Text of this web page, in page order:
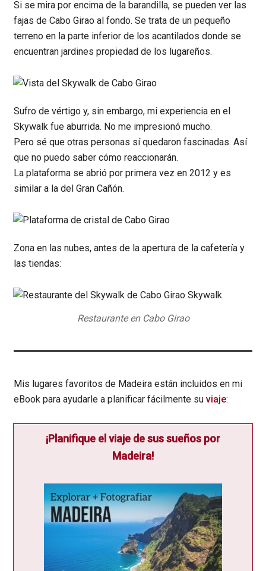
Si se mira por encima de la barandilla, se pueden ver las
fajas de Cabo Girao al fondo. Se trata de un pequeño
terreno en la parte inferior de los acantilados donde se
encuentran jardines propiedad de los lugareños.
Sufro de vértigo y, sin embargo, mi experiencia en el
Skywalk fue aburrida. No me impresionó mucho.
Pero sé que otras personas sí quedaron fascinadas. Así
que no puedo saber cómo reaccionarán.
La plataforma se abrió por primera vez en 2012 y es
similar a la del Gran Cañón.
Zona en las nubes, antes de la apertura de la cafetería y
las tiendas:
Restaurante en Cabo Girao
Mis lugares favoritos de Madeira están incluidos en mi
eBook para ayudarle a planificar fácilmente suviaje:
¡Planifique el viaje de sus sueños por
Madeira!